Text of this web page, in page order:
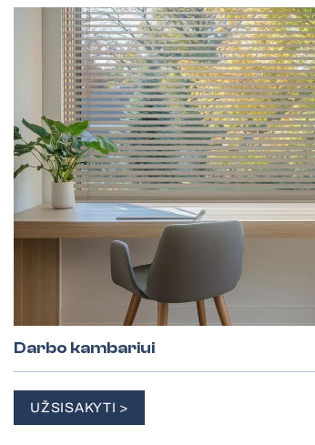
Darbo kambariui
UŽSISAKYTI >